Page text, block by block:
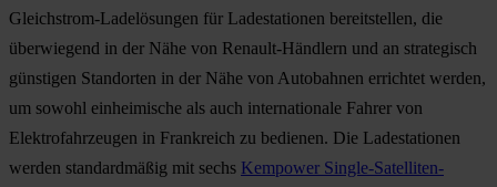
Gleichstrom-Ladelösungen für Ladestationen bereitstellen, die
überwiegend in der Nähe von Renault-Händlern und an strategisch
günstigen Standorten in der Nähe von Autobahnen errichtet werden,
um sowohl einheimische als auch internationale Fahrer von
Elektrofahrzeugen in Frankreich zu bedienen. Die Ladestationen
werden standardmäßig mit sechs Kempower Single-Satelliten-